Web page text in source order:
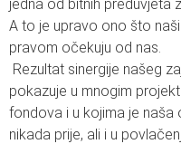
jedna od bitnih preduvjeta
A to je upravo ono što
pravom očekuju od nas.
Rezultat sinergije našeg
pokazuje u mnogim
fondova i u kojima je naša
nikada prije, ali i u